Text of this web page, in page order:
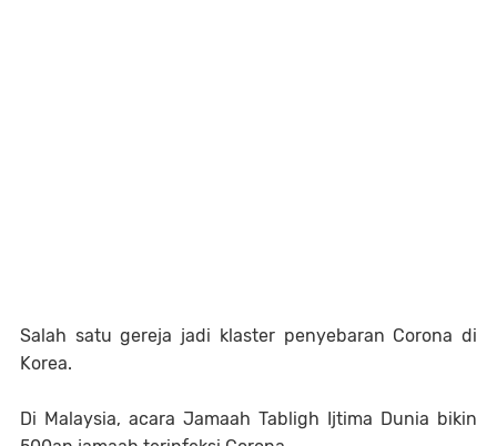
Salah satu gereja jadi klaster penyebaran Corona di
Korea.
Di Malaysia, acara Jamaah Tabligh Ijtima Dunia bikin